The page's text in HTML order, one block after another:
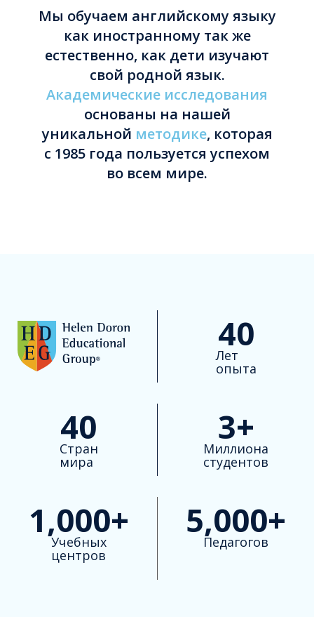
Мы обучаем английскому языку
как иностранному так же
естественно, как дети изучают
свой родной язык.
Академические исследования
основаны на нашей
уникальной методике, которая
с 1985 года пользуется успехом
во всем мире.
Лет
опыта
40
Стран
мира
40
Миллиона
студентов
3+
Учебных
центров
1,000+
Педагогов
5,000+